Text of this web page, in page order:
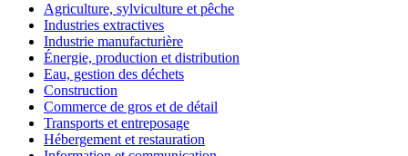
Agriculture, sylviculture et pêche
Industries extractives
Industrie manufacturière
Énergie, production et distribution
Eau, gestion des déchets
Construction
Commerce de gros et de détail
Transports et entreposage
Hébergement et restauration